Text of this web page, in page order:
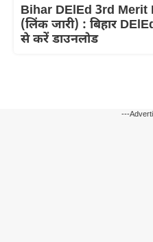
Bihar DElEd 3rd Merit
(लिंक जारी) : बिहार
से करें डाउनलोड
---